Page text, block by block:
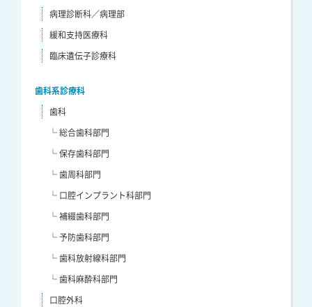
病理診断科／病理部
緩和支持医療科
臨床遺伝子診療科
歯科系診療科
歯科
└ 総合歯科部門
└ 保存歯科部門
└ 歯周科部門
└ 口腔インプラント科部門
└ 補綴歯科部門
└ 予防歯科部門
└ 歯科放射線科部門
└ 歯科麻酔科部門
口腔外科